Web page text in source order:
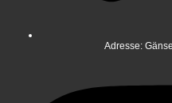
Adresse: